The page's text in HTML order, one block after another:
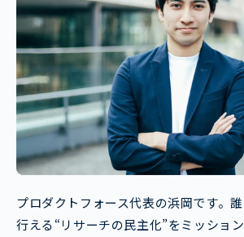
プロダクトフォース代表の浜岡です。
行える“リサーチの民主化”をミッション